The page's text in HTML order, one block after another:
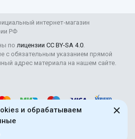
и обрабатываем
интернет-магазин
РФ
по лицензии CC BY-SA 4.0.
с обязательным указанием прямой
адрес материала на нашем сайте.